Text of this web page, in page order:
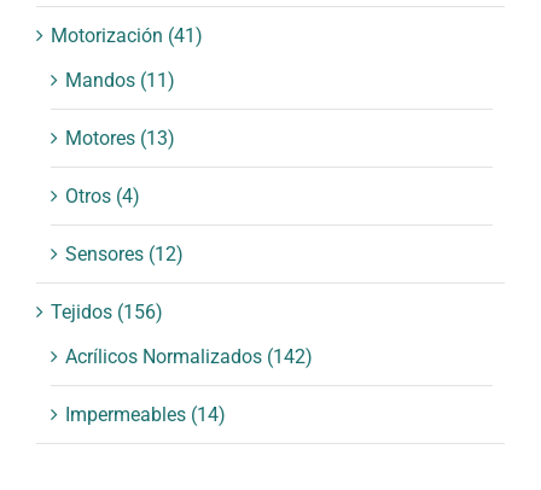
Motorización (41)
Mandos (11)
Motores (13)
Otros (4)
Sensores (12)
Tejidos (156)
Acrílicos Normalizados (142)
Impermeables (14)